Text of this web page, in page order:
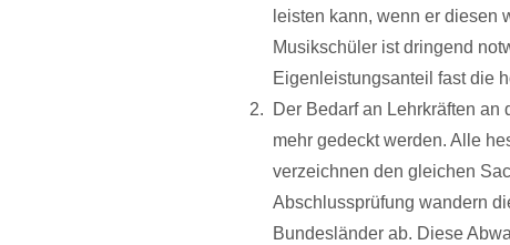
leisten kann, wenn er diesen
Musikschüler ist dringend
Eigenleistungsanteil fast die
Der Bedarf an Lehrkräften
mehr gedeckt werden. Alle
verzeichnen den gleichen
Abschlussprüfung wandern
Bundesländer ab. Diese